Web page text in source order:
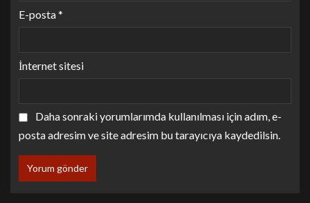
E-posta*
İnternet sitesi
Daha sonraki yorumlarımda kullanılması için adım, e-
posta adresim ve site adresim bu tarayıcıya kaydedilsin.